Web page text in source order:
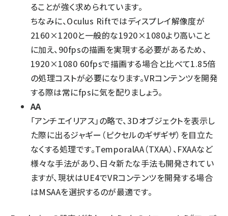
ることが強く求められています。
ちなみに、Oculus Riftではディスプレイ解像度が
2160×1200と一般的な1920×1080より高いこと
に加え、90fpsの描画を実現する必要があるため、
1920×1080 60fpsで描画する場合と比べて1.85倍
の処理コストが必要になります。VRコンテンツを開発
する際は常にfpsに気を配りましょう。
AA
「アンチエイリアス」の略で、3Ｄオブジェクトを表示し
た際に出るジャギー（ピクセルのギザギザ）を目立た
なくする処理です。TemporalAA（TXAA）、FXAAなど
様々な手法があり、日々新たな手法も開発されてい
ますが、現状はUE4でVRコンテンツを開発する場合
はMSAAを選択するのが最適です。